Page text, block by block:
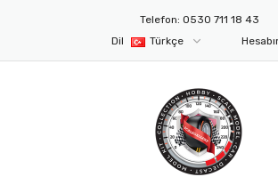
Telefon: 0530 711 18 43
Dil
Türkçe